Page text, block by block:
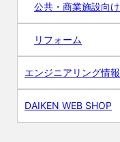
公共・商業施設向け
リフォーム
エンジニアリング情報
DAIKEN WEB SHOP